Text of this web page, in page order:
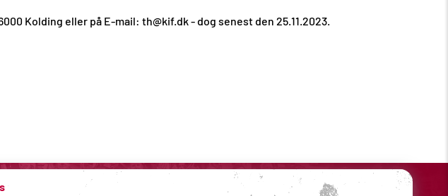
Kolding eller på E-mail: th@kif.dk - dog senest den 25.11.2023.
Sociale medier